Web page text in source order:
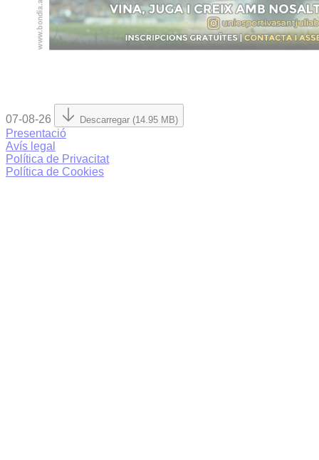
07-08-26 Descarregar (14.95 MB)
Presentació
Avís legal
Política de Privacitat
Política de Cookies